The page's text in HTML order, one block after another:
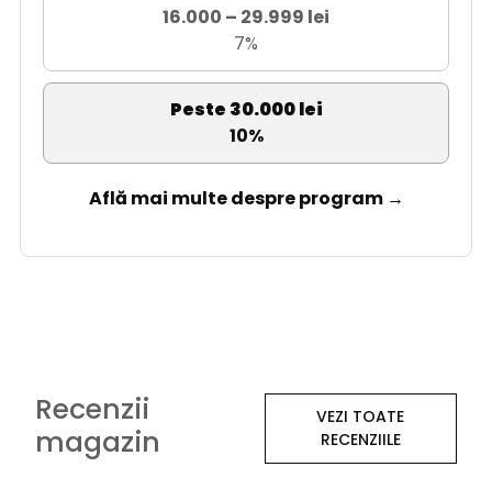
16.000 – 29.999 lei
7%
Peste 30.000 lei
10%
Află mai multe despre program →
Recenzii
magazin
VEZI TOATE
RECENZIILE